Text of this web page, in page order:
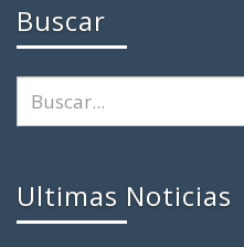
Buscar
Ultimas Noticias